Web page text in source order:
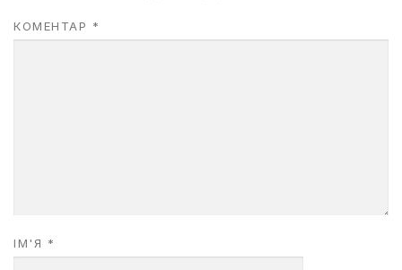
КОМЕНТАР *
ІМ'Я *